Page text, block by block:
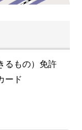
るもの）免許
ード